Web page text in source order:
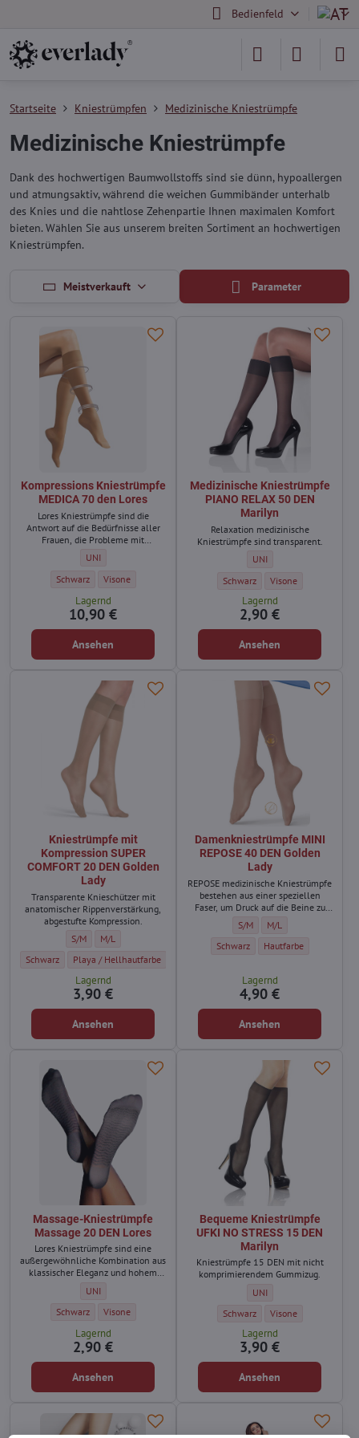
Bedienfeld
Startseite Kniestrümpfen Medizinische Kniestrümpfe
Medizinische Kniestrümpfe
Dank des hochwertigen Baumwollstoffs sind sie dünn, hypoallergen
und atmungsaktiv, während die weichen Gummibänder unterhalb
des Knies und die nahtlose Zehenpartie Ihnen maximalen Komfort
bieten. Wählen Sie aus unserem breiten Sortiment an hochwertigen
Kniestrümpfen.
Meistverkauft Parameter
Kompressions Kniestrümpfe
MEDICA 70 den Lores
Lores Kniestrümpfe sind die
Antwort auf die Bedürfnisse aller
Frauen, die Probleme mit
Müdigkeit am Ende des Tages
haben.
Kompressions Kniestrümpfe MEDICA 70 den Lores - Größe:
UNI
Kompressions Kniestrümpfe MEDICA 70 den Lores - Farbe:
Schwarz Kompressions Kniestrümpfe MEDICA 70 den Lores - Farbe:
Visone
Lagernd
10,90 €
Ansehen
Medizinische Kniestrümpfe
PIANO RELAX 50 DEN
Marilyn
Relaxation medizinische
Kniestrümpfe sind transparent.
Medizinische
UNI
Medizinische Kniestrümpfe
Schwarz Medizinische
Visone
Lagernd
2,90 €
Ansehen
Kniestrümpfe mit
Kompression SUPER
COMFORT 20 DEN Golden
Lady
Transparente Knieschützer mit
anatomischer Rippenverstärkung,
abgestufte Kompression.
Kniestrümpfe mit Kompression SUPER COMFORT 20 DEN Golden Lady
S/M Kniestrümpfe mit Kompression SUPER COMFORT 20 DEN
M/L
Kniestrümpfe mit Kompression SUPER COMFORT 20 DEN Golden Lady - Farbe:
Schwarz Kniestrümpfe mit Kompression SUPER COMFORT 20 DEN Golden Lady
Playa / Hellhautfarbe
Lagernd
3,90 €
Ansehen
Damenkniestrümpfe MINI
REPOSE 40 DEN Golden
Lady
REPOSE medizinische Kniestrümpfe
bestehen aus einer speziellen
Faser, um Druck auf die Beine zu
vorzubeugen.
Damenkniestrümpfe MINI
S/M Damenkniestrümpfe
M/L
Damenkniestrümpfe MINI REPOSE
Schwarz Damenkniestrümpfe
Hautfarbe
Lagernd
4,90 €
Ansehen
Massage-Kniestrümpfe
Massage 20 DEN Lores
Lores Kniestrümpfe sind eine
außergewöhnliche Kombination aus
klassischer Eleganz und hohem
Massage-Kniestrümpfe Massage 20 DEN Lores - Größe:
UNI
Massage-Kniestrümpfe Massage 20 DEN Lores - Farbe:
Schwarz Massage-Kniestrümpfe Massage 20 DEN Lores - Farbe:
Visone
Lagernd
2,90 €
Ansehen
Bequeme Kniestrümpfe
UFKI NO STRESS 15 DEN
Marilyn
Kniestrümpfe 15 DEN mit nicht
komprimierendem Gummizug.
Bequeme Kniestrümpfe
UNI
Bequeme Kniestrümpfe UFKI NO
Schwarz Bequeme
Visone
Lagernd
3,90 €
Ansehen